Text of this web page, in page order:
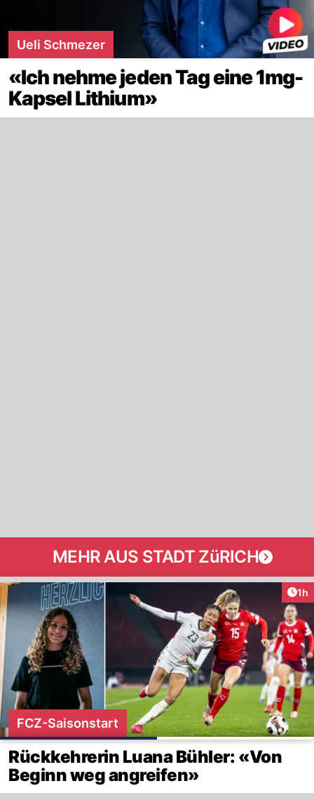
Ueli Schmezer
«Ich nehme jeden Tag eine 1mg-
Kapsel Lithium»
MEHR AUS STADT ZüRICH
1h
FCZ-Saisonstart
Rückkehrerin Luana Bühler: «Von
Beginn weg angreifen»